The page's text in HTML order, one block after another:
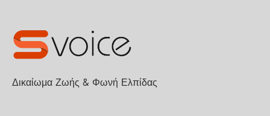
Δικαίωμα Ζωής & Φωνή Ελπίδας